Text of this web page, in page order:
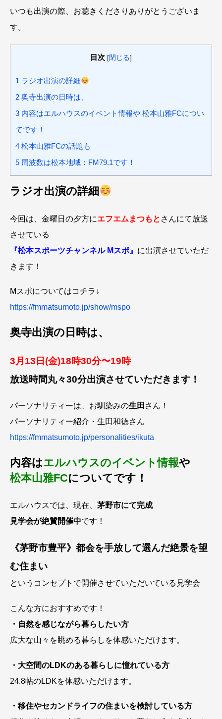
いつも出演の際、お聴きくださりありがとうございま
す。
目次 [閉じる]
1 ラジオ出演の詳細
2 奥寺出演の日時は、
3 内容はエルハウスのイベント情報や 松本山雅FCについ
てです！
4 松本山雅FCの話題も
5 周波数は松本地域：FM79.1です！
ラジオ出演の詳細
今回は、金曜日の夕方にエフエムまつもと さんにて放送
させている
『松本スポーツチャンネル Mスポ』 に出演させていただ
きます！
Mスポについてはコチラ↓
https://fmmatsumoto.jp/show/mspo
奥寺出演の日時は、
3月13日(金)18時30分〜19時
放送時間丸々30分出演させていただきます！
パーソナリティーは、お馴染みの生田 さん！
パーソナリティー紹介・生田和徳さん
https://fmmatsumoto.jp/personalities/ikuta
内容はエルハウスのイベント情報や
松本山雅FCについてです！
エルハウスでは、現在、 茅野市にて完成
見学会が絶賛開催中です！
《茅野市豊平》都会を手放して選んだ絶景を望
む住まい
というコンセプトで開催させていただいている見学会
こんな方におすすめです！
・自然を感じながら暮らしたい方
広大な山々を眺める暮らしを体感いただけます。
・大空間のLDKのある暮らしに憧れている方
24.8帖のLDKを体感いただけます。
・移住やセカンドライフの住まいを検討している方